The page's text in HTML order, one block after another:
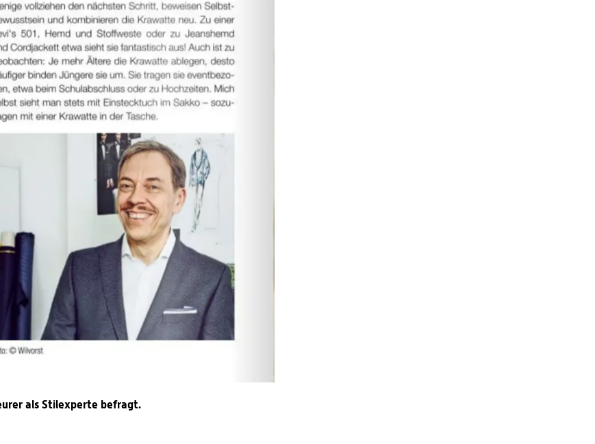
als Stilexperte befragt.